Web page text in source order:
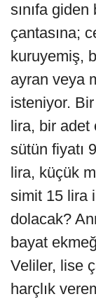
sınıfa
çantasına;
kuruyemiş,
ayran veya
isteniyor.
lira, bir adet
sütün fiyatı
lira, küçük
simit 15 lira
dolacak?
bayat
Veliler, lise
harçlık